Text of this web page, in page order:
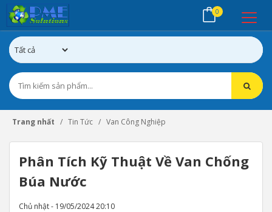
0
Trang nhất Tin Tức Van Công Nghiệp
Phân Tích Kỹ Thuật Về Van Chống
Búa Nước
Chủ nhật - 19/05/2024 20:10